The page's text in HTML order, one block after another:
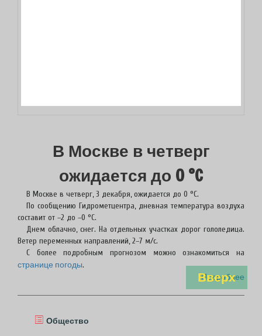
Вверх
В Москве в четверг
ожидается до 0 °C
В Москве в четверг, 3 декабря, ожидается до 0 °C.
По сообщению Гидрометцентра, дневная температура воздуха
составит от –2 до –0 °C.
Днем облачно, снег. На отдельных участках дорог гололедица.
Ветер переменных направлений, 2–7 м/с.
С более подробным прогнозом можно ознакомиться на
странице погоды.
Подробнее
Общество